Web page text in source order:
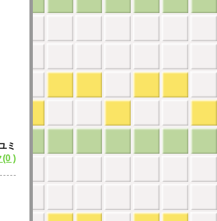
ミ
(0 )